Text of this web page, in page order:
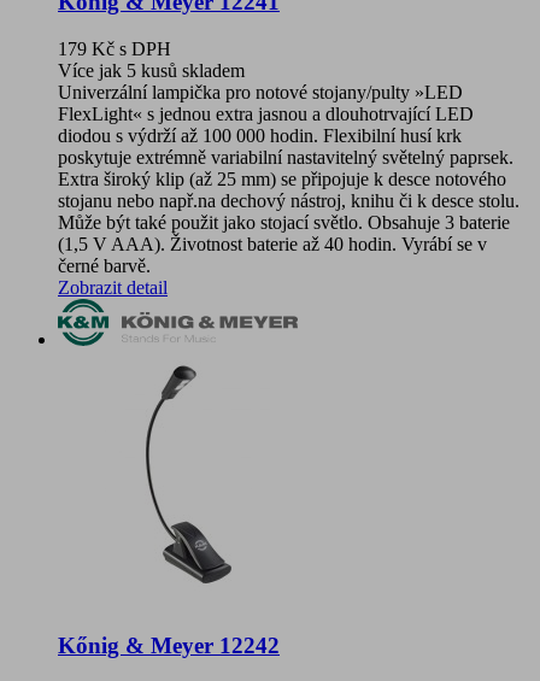
179 Kč s DPH
Více jak 5 kusů skladem
Univerzální lampička pro notové stojany/pulty »LED
FlexLight« s jednou extra jasnou a dlouhotrvající LED
diodou s výdrží až 100 000 hodin. Flexibilní husí krk
poskytuje extrémně variabilní nastavitelný světelný paprsek.
Extra široký klip (až 25 mm) se připojuje k desce notového
stojanu nebo např.na dechový nástroj, knihu či k desce stolu.
Může být také použit jako stojací světlo. Obsahuje 3 baterie
(1,5 V AAA). Životnost baterie až 40 hodin. Vyrábí se v
černé barvě.
Zobrazit detail
Kőnig & Meyer 12242